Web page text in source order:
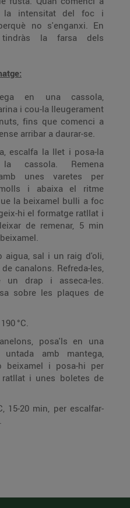
la intensitat del foc i
no s'enganxi. En
la farsa dels
en una cassola,
i cou-la lleugerament
fins que comenci a
arribar a daurar-se.
escalfa la llet i posa-la
Remena
unes varetes per
i abaixa el ritme
la beixamel bulli a foc
hi el formatge ratllat i
de remenar, 5 min
aigua, sal i un raig d'oli,
canalons. Refreda-les,
un drap i asseca-les.
sobre les plaques de
°C.
posa'ls en una
amb mantega,
beixamel i posa-hi per
ratllat i unes boletes de
15-20 min, per escalfar-